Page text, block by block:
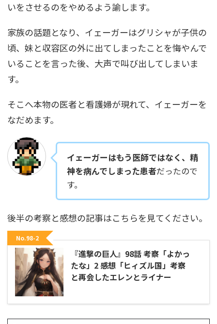
いをさせるのをやめるよう諭します。
家族の話題となり、イェーガーはグリシャが子供の
頃、妹と収容区の外に出てしまったことを悔やんで
いることを言った後、大声で叫び出してしまいま
す。
そこへ本物の医者と看護婦が現れて、イェーガーを
なだめます。
イェーガーはもう医師ではなく、精
神を病んでしまった患者だったので
す。
後半の考察と感想の記事はこちらを見てください。
No.98-2
『進撃の巨人』98話 考察「よかっ
たな」2 感想「ヒィズル国」考察
と再会したエレンとライナー